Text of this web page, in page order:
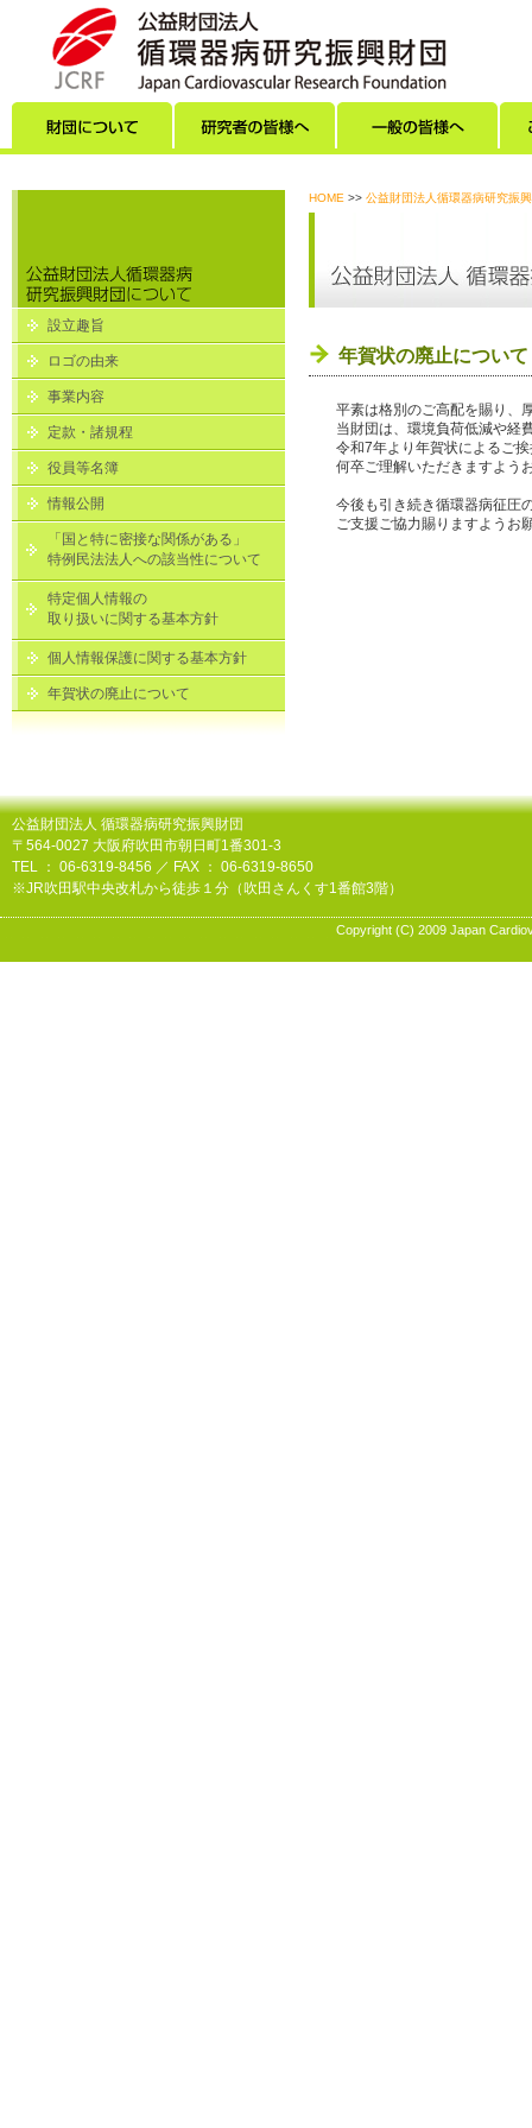
設立趣旨
ロゴの由来
事業内容
定款・諸規程
役員等名簿
情報公開
「国と特に密接な関係がある」
特例民法法人への該当性について
特定個人情報の
取り扱いに関する基本方針
個人情報保護に関する基本方針
年賀状の廃止について
HOME >> 公益財団法人循環器病研究振
年賀状の廃止について
平素は格別のご高配を賜り、
当財団は、環境負荷低減や経
令和7年より年賀状によるご
何卒ご理解いただきますよう
今後も引き続き循環器病征圧
ご支援ご協力賜りますようお
公益財団法人 循環器病研究振興財団
〒564-0027 大阪府吹田市朝日町1番301-3
TEL ： 06-6319-8456 ／ FAX ： 06-6319-8650
※JR吹田駅中央改札から徒歩１分（吹田さんくす1番館3階）
Copyright (C) 2009 Japan